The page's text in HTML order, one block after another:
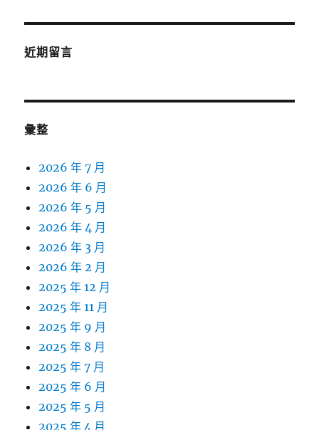
近期留言
彙整
2026 年 7 月
2026 年 6 月
2026 年 5 月
2026 年 4 月
2026 年 3 月
2026 年 2 月
2025 年 12 月
2025 年 11 月
2025 年 9 月
2025 年 8 月
2025 年 7 月
2025 年 6 月
2025 年 5 月
2025 年 4 月